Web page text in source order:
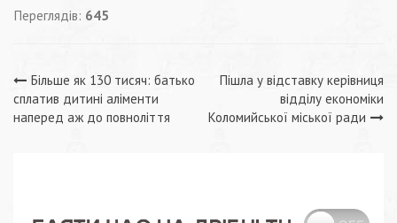
Переглядів: 645
Навігація
записів
Більше як 130 тисяч: батько
сплатив дитині аліменти
наперед аж до повноліття
Пішла у відставку керівниця
відділу економіки
Коломийської міської ради